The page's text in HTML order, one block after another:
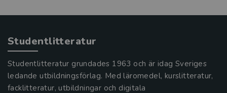
Studentlitteratur
Studentlitteratur grundades 1963 och är idag Sveriges
ledande utbildningsförlag. Med läromedel, kurslitteratur,
facklitteratur, utbildningar och digitala